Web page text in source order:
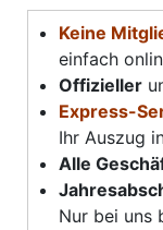
Keine
einfach
Offizieller
Express-
Ihr Auszug
Alle
Nur bei uns